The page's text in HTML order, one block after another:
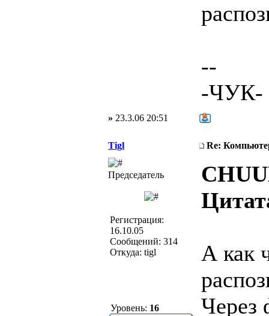
--
-ЧУК-
» 23.3.06 20:51
Tigl Re:
Председатель
Регистрация:
16.10.05
Сообщений: 314
Откуда: tigl
Уровень: 16
А как
Через